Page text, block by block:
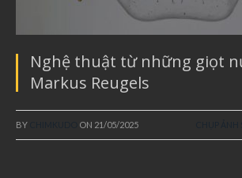
Nghệ thuật từ những giọt
Markus Reugels
BY ON 21/05/2025